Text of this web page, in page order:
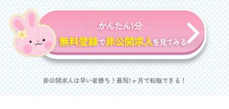
非公開求人は早い者勝ち！最短1ヶ月で転職できる！